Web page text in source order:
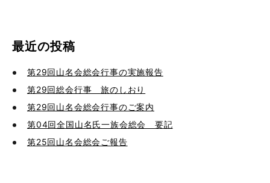
最近の投稿
第29回山名会総会行事の実施報告
第29回総会行事 旅のしおり
第29回山名会総会行事のご案内
第04回全国山名氏一族会総会 要記
第25回山名会総会ご報告